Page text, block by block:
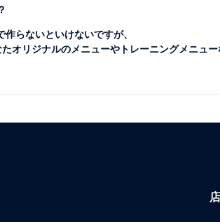
らないといけないですが、
オリジナルのメニューやトレーニングメニュ